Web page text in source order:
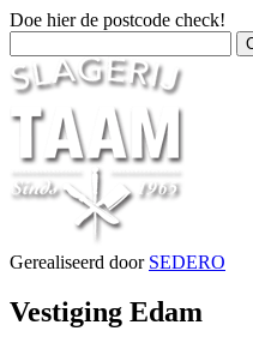
Doe hier de postcode check!
Gerealiseerd door SEDERO
Vestiging Edam